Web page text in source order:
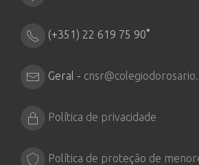
(+351) 22 619 75 90*
Geral -
Política de privacidade
Política de proteção de